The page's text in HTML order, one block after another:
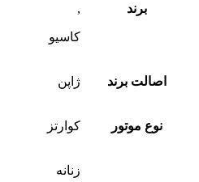
برند
,
کاسیو
اصالت برند ژاپن
نوع موتور کوارتز
زنانه